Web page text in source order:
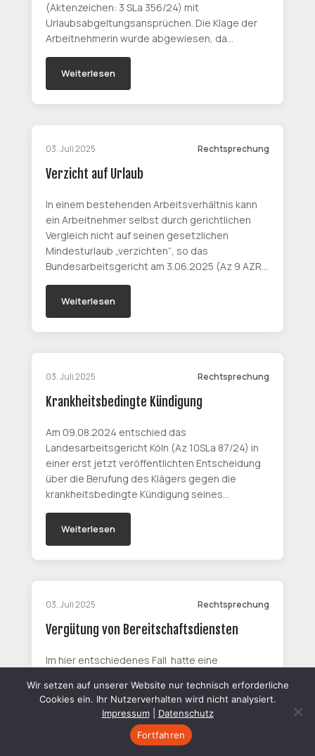
(Aktenzeichen: 3 SLa 356/24) mit
Urlaubsabgeltungsansprüchen. Die Klage der
Arbeitnehmerin wurde abgewiesen, da…
Weiterlesen
03. Juli 2025 Rechtsprechung
Verzicht auf Urlaub
In einem bestehenden Arbeitsverhältnis kann
ein Arbeitnehmer selbst durch gerichtlichen
Vergleich nicht auf seinen gesetzlichen
Mindesturlaub „verzichten“, so das
Bundesarbeitsgericht am 3.06.2025 (Az 9 AZR…
Weiterlesen
03. Juli 2025 Rechtsprechung
Krankheitsbedingte Kündigung
Am 09.08.2024 entschied das
Landesarbeitsgericht Köln (Az 10SLa 87/24) in
einer erst jetzt veröffentlichten Entscheidung
über die Berufung des Klägers gegen die
krankheitsbedingte Kündigung seines…
Weiterlesen
03. Juli 2025 Rechtsprechung
Vergütung von Bereitschaftsdiensten
Im hier entschiedenes Fall hatte eine
unterschiedliche Vergütung von
Bereitschaftszeit und Vollarbeitszeit zu klagen.
Das LAG Köln bestätigte mit seiner…
Wir setzen auf unserer Website nur technisch erforderliche
Cookies ein. Ihr Nutzerverhalten wird nicht analysiert.
Impressum| Datenschutz
Fortfahren